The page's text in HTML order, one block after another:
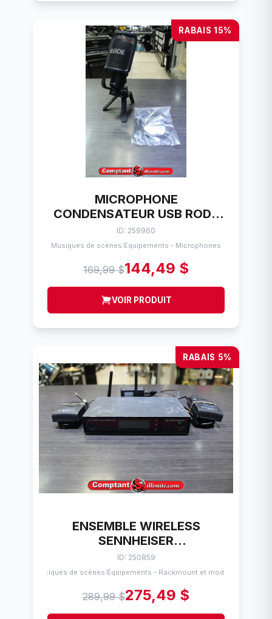
RABAIS 15%
MICROPHONE
CONDENSATEUR USB RODE
NT-USB
ID: 259960
Musiques de scènes/Équipements - Microphones
169,99 $144,49 $
VOIR PRODUIT
RABAIS 5%
ENSEMBLE WIRELESS
SENNHEISER
EW100/EW100G2/EW100G3
ID: 250859
Musiques de scènes/Équipements - Rackmount et modules
289,99 $275,49 $